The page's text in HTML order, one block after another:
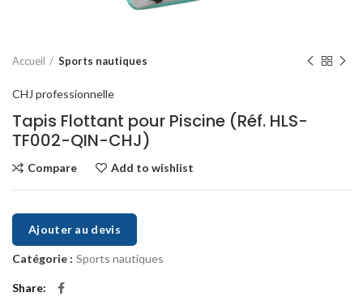
Accueil Sports nautiques
CHJ professionnelle
Tapis Flottant pour Piscine (Réf. HLS-
TF002-QIN-CHJ)
Compare Add to wishlist
Ajouter au devis
Catégorie : Sports nautiques
Share